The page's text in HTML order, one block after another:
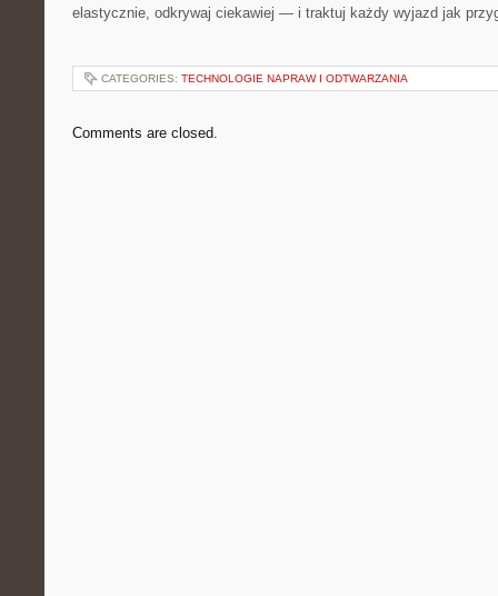
elastycznie, odkrywaj ciekawiej — i traktuj każdy wyjazd jak
CATEGORIES: TECHNOLOGIE NAPRAW I ODTWARZANIA
Comments are closed.